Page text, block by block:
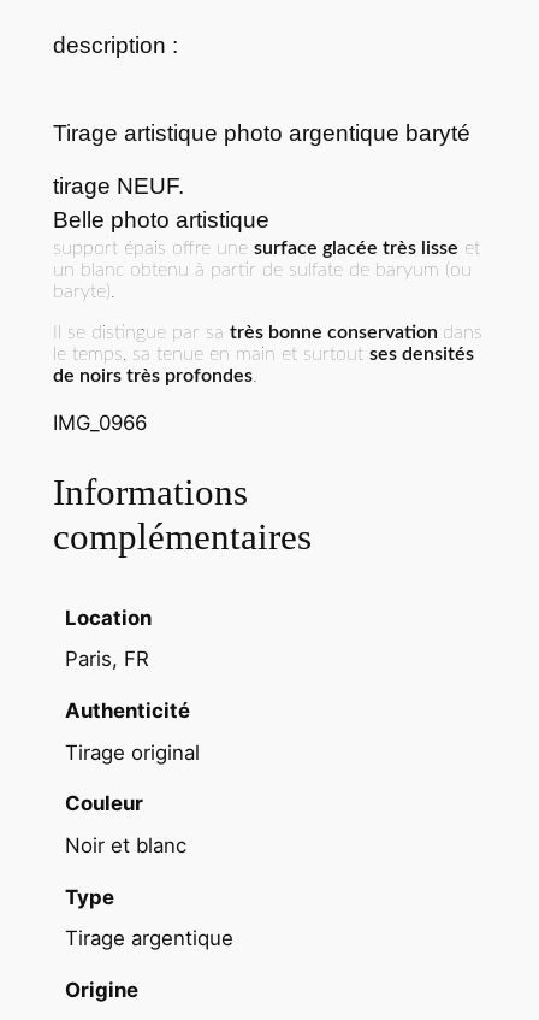
r
e
h
o
t
o
é
r
i
b
l
description :
Tirage artistique photo argentique baryté
tirage NEUF.
Belle photo artistique
support épais offre une surface glacée très lisse et
un blanc obtenu à partir de sulfate de baryum (ou
baryte).
Il se distingue par sa très bonne conservation dans
le temps, sa tenue en main et surtout ses densités
de noirs très profondes.
IMG_0966
Informations
complémentaires
Location
Paris, FR
Authenticité
Tirage original
Couleur
Noir et blanc
Type
Tirage argentique
Origine